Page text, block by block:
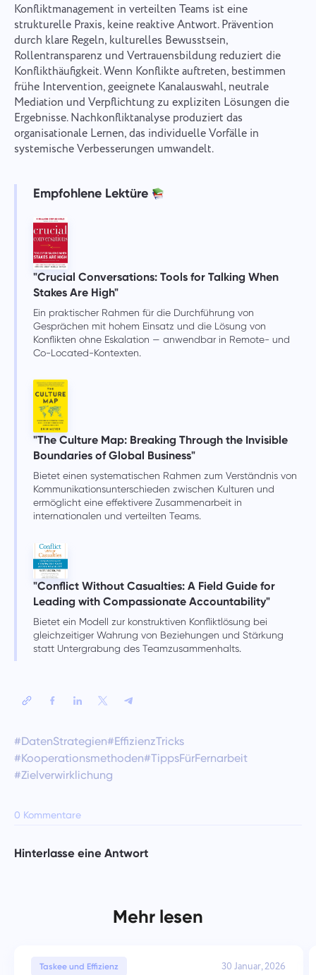
Konfliktmanagement in verteilten Teams ist eine
strukturelle Praxis, keine reaktive Antwort. Prävention
durch klare Regeln, kulturelles Bewusstsein,
Rollentransparenz und Vertrauensbildung reduziert die
Konflikthäufigkeit. Wenn Konflikte auftreten, bestimmen
frühe Intervention, geeignete Kanalauswahl, neutrale
Mediation und Verpflichtung zu expliziten Lösungen die
Ergebnisse. Nachkonfliktanalyse produziert das
organisationale Lernen, das individuelle Vorfälle in
systemische Verbesserungen umwandelt.
Empfohlene Lektüre
"Crucial Conversations: Tools for Talking When
Stakes Are High"
Ein praktischer Rahmen für die Durchführung von
Gesprächen mit hohem Einsatz und die Lösung von
Konflikten ohne Eskalation — anwendbar in Remote- und
Co-Located-Kontexten.
"The Culture Map: Breaking Through the Invisible
Boundaries of Global Business"
Bietet einen systematischen Rahmen zum Verständnis von
Kommunikationsunterschieden zwischen Kulturen und
ermöglicht eine effektivere Zusammenarbeit in
internationalen und verteilten Teams.
"Conflict Without Casualties: A Field Guide for
Leading with Compassionate Accountability"
Bietet ein Modell zur konstruktiven Konfliktlösung bei
gleichzeitiger Wahrung von Beziehungen und Stärkung
statt Untergrabung des Teamzusammenhalts.
#DatenStrategien#EffizienzTricks
#Kooperationsmethoden#TippsFürFernarbeit
#Zielverwirklichung
0 Kommentare
Hinterlasse eine Antwort
Mehr lesen
Taskee und Effizienz 30 Januar, 2026